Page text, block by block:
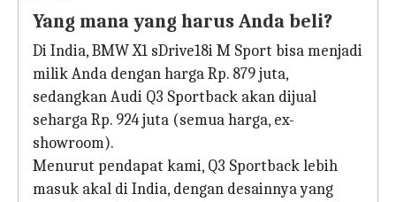
Yang mana yang harus Anda beli?
Di India, BMW X1 sDrive18i M Sport bisa menjadi
milik Anda dengan harga Rp. 879 juta,
sedangkan Audi Q3 Sportback akan dijual
seharga Rp. 924 juta (semua harga, ex-
showroom).
Menurut pendapat kami, Q3 Sportback lebih
masuk akal di India, dengan desainnya yang